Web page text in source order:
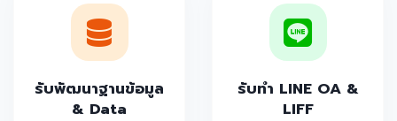
รับพัฒนาฐานข้อมูล
& Data
รับทำ LINE OA &
LIFF